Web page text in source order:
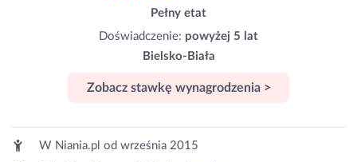
Pełny etat
Doświadczenie: powyżej 5 lat
Bielsko-Biała
Zobacz stawkę wynagrodzenia >
W Niania.pl od września 2015